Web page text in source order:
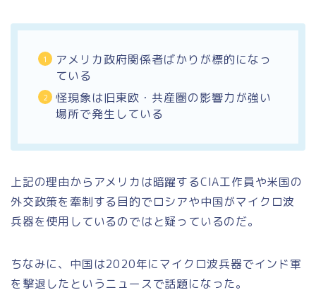
アメリカ政府関係者ばかりが標的になっ
ている
怪現象は旧東欧・共産圏の影響力が強い
場所で発生している
上記の理由からアメリカは暗躍するCIA工作員や米国の
外交政策を牽制する目的でロシアや中国がマイクロ波
兵器を使用しているのではと疑っているのだ。
ちなみに、中国は2020年にマイクロ波兵器でインド軍
を撃退したというニュースで話題になった。